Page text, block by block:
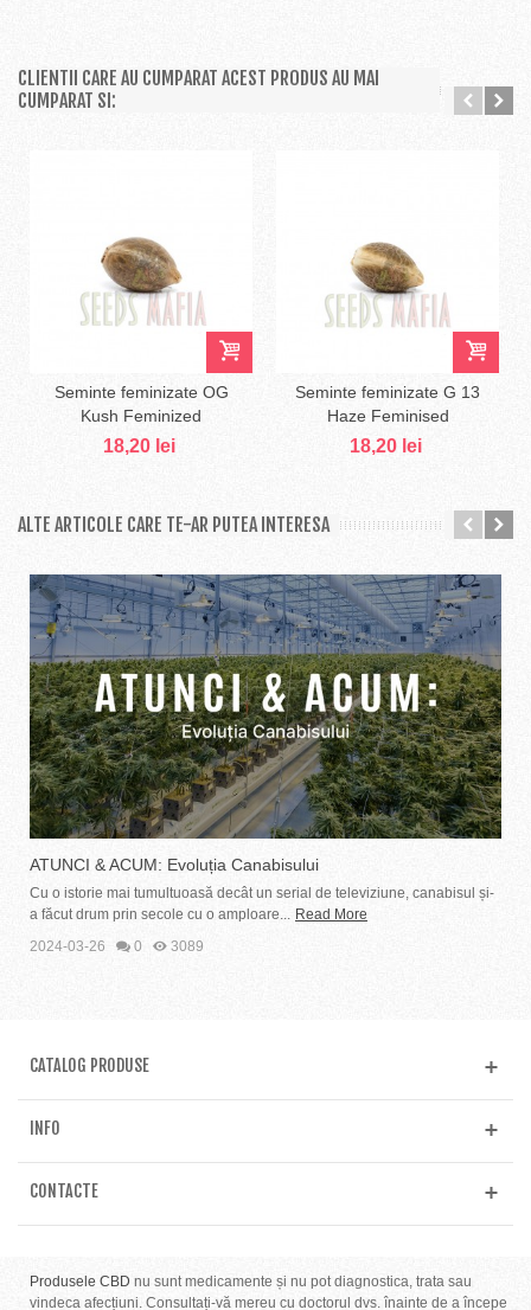
CLIENTII CARE AU CUMPARAT ACEST PRODUS AU MAI
CUMPARAT SI:
Seminte feminizate OG
Kush Feminized
18,20 lei
Seminte feminizate G 13
Haze Feminised
18,20 lei
ALTE ARTICOLE CARE TE-AR PUTEA INTERESA
ATUNCI & ACUM: Evoluția Canabisului
Cu o istorie mai tumultuoasă decât un serial de televiziune, canabisul și-
a făcut drum prin secole cu o amploare...
Read More
2024-03-26
0 3089
CATALOG PRODUSE
INFO
CONTACTE
Produsele CBD nu sunt medicamente și nu pot diagnostica, trata sau
vindeca afecțiuni. Consultați-vă mereu cu doctorul dvs. înainte de a începe